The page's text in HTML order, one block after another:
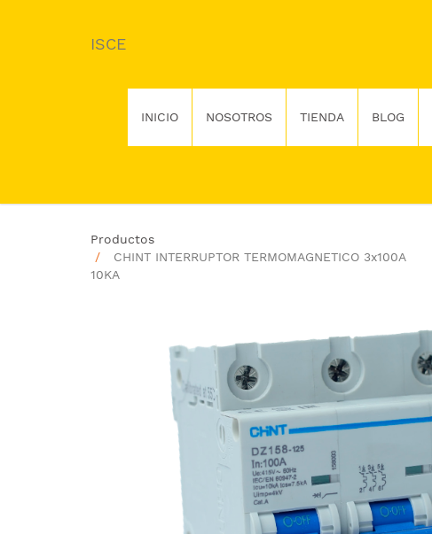
ISCE
INICIO NOSOTROS TIENDA BLOG
Productos
CHINT INTERRUPTOR TERMOMAGNETICO 3x100A
10KA